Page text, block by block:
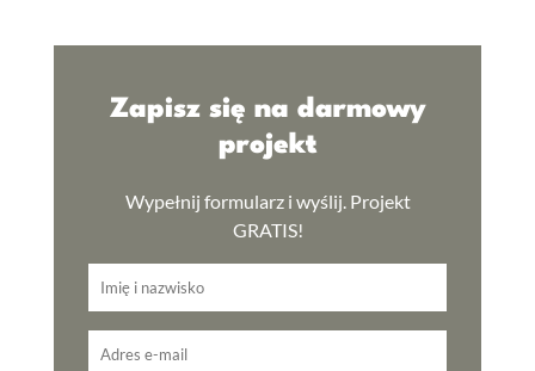
Zapisz się na darmowy
projekt
Wypełnij formularz i wyślij. Projekt
GRATIS!